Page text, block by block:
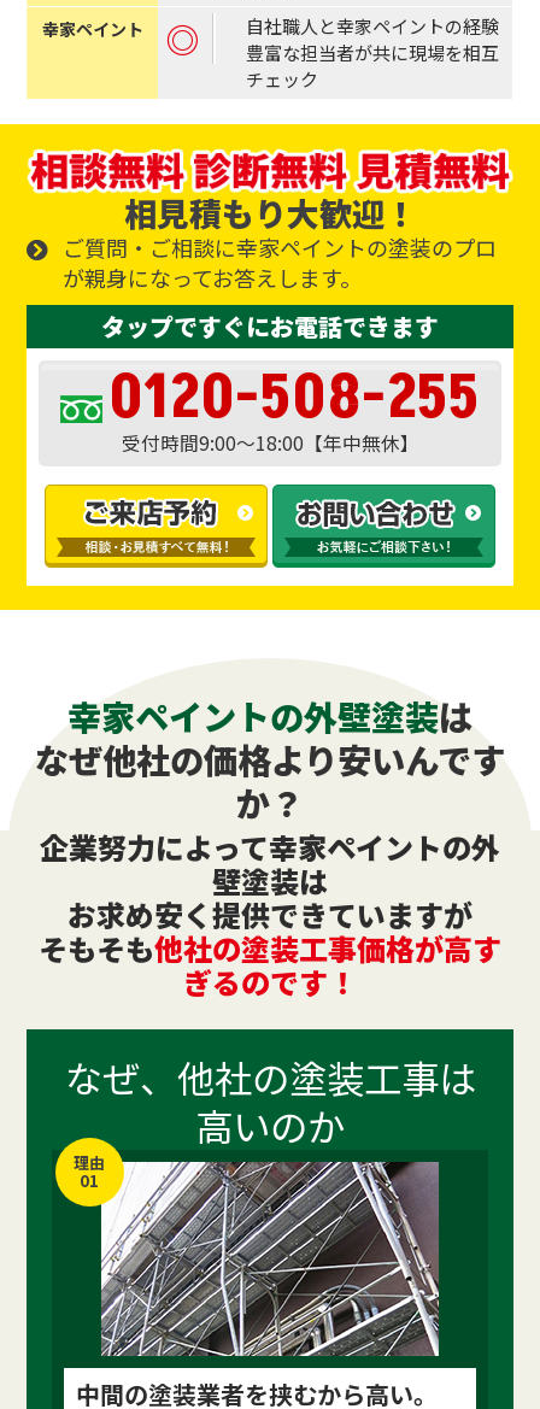
◎
自社職人と幸家ペイントの経験
豊富な担当者が共に現場を相互
チェック
相見積もり大歓迎！
ご質問・ご相談に幸家ペイントの塗装のプロ
が親身になってお答えします。
タップですぐにお電話できます
0120-508-255
受付時間9:00～18:00【年中無休】
幸家ペイントの外壁塗装は
なぜ他社の価格より安いんです
か？
企業努力によって幸家ペイントの外
壁塗装は
お求め安く提供できていますが
そもそも他社の塗装工事価格が高す
ぎるのです！
なぜ、他社の塗装工事は
高いのか
理由
01
中間の塗装業者を挟むから高い。